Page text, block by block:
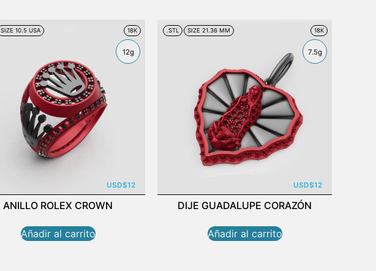
SIZE 10.5 USA 18K
12g
USD$12
ANILLO ROLEX CROWN
Añadir al carrito
.STL SIZE 21.36 MM 18K
7.5g
USD$12
DIJE GUADALUPE CORAZÓN
Añadir al carrito